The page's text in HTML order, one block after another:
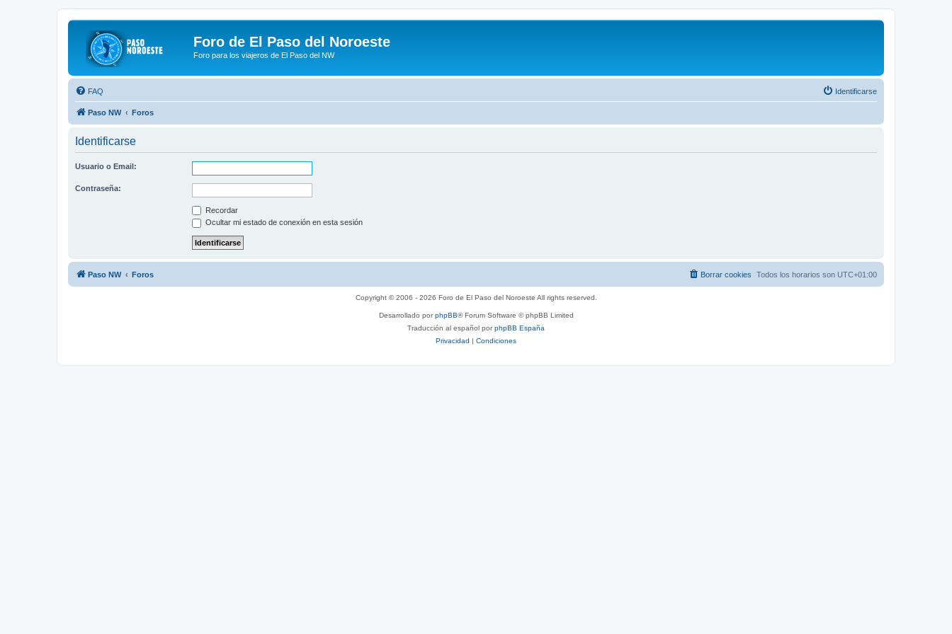
Foro de El Paso del Noroeste
Foro para los viajeros de El Paso del NW
FAQ Identificarse
Paso NW Foros
Identificarse
Usuario o Email:
Contraseña:
Recordar
Ocultar mi estado de conexión en esta sesión
Paso NW Foros Todos los horarios son UTC+01:00
Borrar cookies
Copyright © 2006 - 2026 Foro de El Paso del Noroeste All rights reserved.
Desarrollado porphpBB® Forum Software © phpBB Limited
Traducción al español porphpBB España
Privacidad | Condiciones